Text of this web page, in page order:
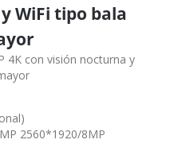
WiFi tipo bala
4K con visión nocturna y
2560*1920/8MP